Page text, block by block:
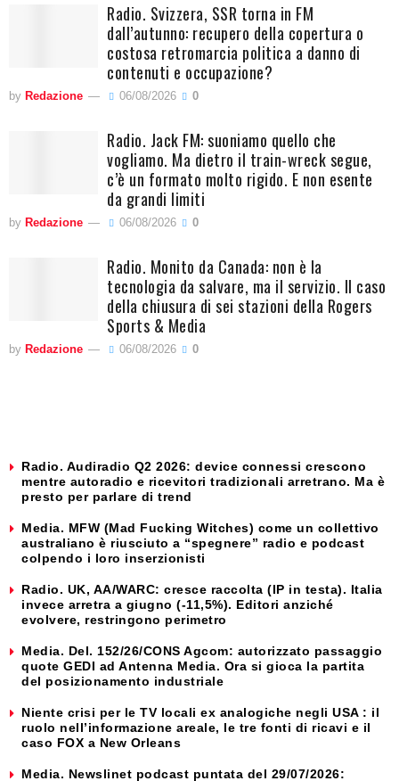
Radio. Svizzera, SSR torna in FM
dall’autunno: recupero della copertura o
costosa retromarcia politica a danno di
contenuti e occupazione?
by Redazione 06/08/2026 0
Radio. Jack FM: suoniamo quello che
vogliamo. Ma dietro il train-wreck segue,
c’è un formato molto rigido. E non esente
da grandi limiti
by Redazione 06/08/2026 0
Radio. Monito da Canada: non è la
tecnologia da salvare, ma il servizio. Il caso
della chiusura di sei stazioni della Rogers
Sports & Media
by Redazione 06/08/2026 0
Radio. Audiradio Q2 2026: device connessi crescono
mentre autoradio e ricevitori tradizionali arretrano. Ma è
presto per parlare di trend
Media. MFW (Mad Fucking Witches) come un collettivo
australiano è riusciuto a “spegnere” radio e podcast
colpendo i loro inserzionisti
Radio. UK, AA/WARC: cresce raccolta (IP in testa). Italia
invece arretra a giugno (-11,5%). Editori anziché
evolvere, restringono perimetro
Media. Del. 152/26/CONS Agcom: autorizzato passaggio
quote GEDI ad Antenna Media. Ora si gioca la partita
del posizionamento industriale
Niente crisi per le TV locali ex analogiche negli USA : il
ruolo nell’informazione areale, le tre fonti di ricavi e il
caso FOX a New Orleans
Media. Newslinet podcast puntata del 29/07/2026: